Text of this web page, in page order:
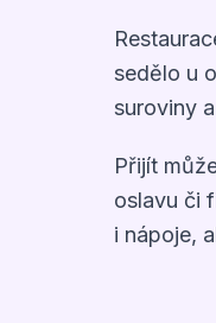
sedělo u
suroviny
Přijít
oslavu či
i nápoje,